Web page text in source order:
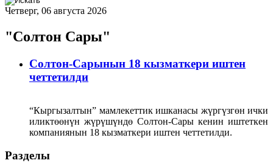
Четверг, 06 августа 2026
"Солтон Сары"
Солтон-Сарынын 18 кызматкери иштен
четтетилди
“Кыргызалтын” мамлекеттик ишканасы жүргүзгөн ички
иликтөөнүн жүрүшүндө Солтон-Сары кенин иштеткен
компаниянын 18 кызматкери иштен четтетилди.
Разделы